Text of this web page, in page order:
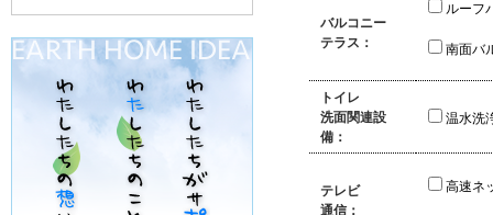
バルコニー
テラス：
ルーフ
南面バ
トイレ
洗面関連設
備：
温水洗
テレビ
通信：
高速ネ